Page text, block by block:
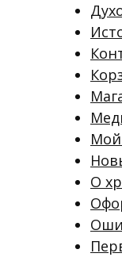
Мой
О